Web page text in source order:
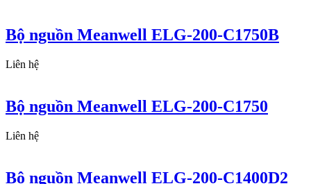
Bộ nguồn Meanwell ELG-200-C1750B
Liên hệ
Bộ nguồn Meanwell ELG-200-C1750
Liên hệ
Bộ nguồn Meanwell ELG-200-C1400D2